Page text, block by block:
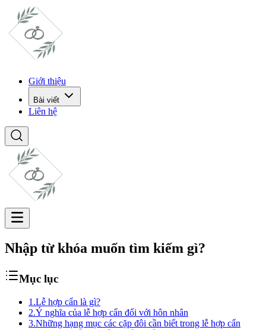
Giới thiệu
Bài viết
Liên hệ
Nhập từ khóa muốn tìm kiếm gì?
Mục lục
1.Lễ hợp cẩn là gì?
2.Ý nghĩa của lễ hợp cẩn đối với hôn nhân
3.Những hạng mục các cặp đôi cần biết trong lễ hợp cẩn